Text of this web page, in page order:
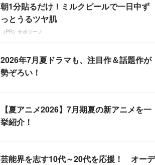
朝1分貼るだけ！ミルクピールで一日中ず
っとうるツヤ肌
（PR）サボリーノ
2026年7月夏ドラマも、注目作＆話題作が
勢ぞろい！
【夏アニメ2026】7月期夏の新アニメを一
挙紹介！
芸能界を志す10代～20代を応援！ オーデ